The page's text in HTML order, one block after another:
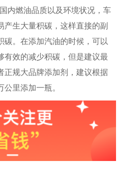
内燃油品质以及环境状况，车
生大量积碳，这样直接的副
碳。在添加汽油的时候，可以
有效的减少积碳，但是建议最
正规大品牌添加剂，建议根据
里添加一瓶。